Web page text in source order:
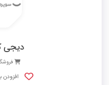
دیجی
افزودن